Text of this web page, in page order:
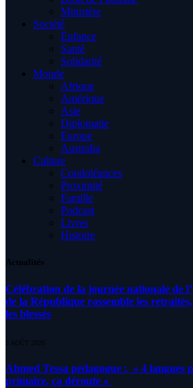
Ministère
Société
Enfance
Santé
Solidarité
Monde
Afrique
Amérique
Asie
Diplomatie
Europe
Australia
Culture
Condoléances
Proximité
Famille
Podcast
Livres
Histoire
Actualités
Célébration de la journée nationale de
de la République rassemble les
les blessés
5 AOÛT 2026
Ahmed Tessa pédagogue : » 4 langues
primaire, ça déroute «